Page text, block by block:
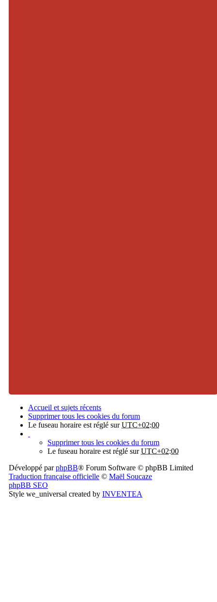
Accueil et sujets récents
Supprimer tous les cookies du forum
Le fuseau horaire est réglé surUTC+02:00
Supprimer tous les cookies du forum
Le fuseau horaire est réglé surUTC+02:00
Développé parphpBB® Forum Software © phpBB Limited
Traduction française officielle © Maël Soucaze
phpBB SEO
Style we_universal created by INVENTEA